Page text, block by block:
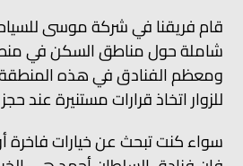
قام فريقنا في شركة موسى
شاملة حول مناطق السكن في
ومعظم الفنادق في هذه
للزوار اتخاذ قرارات مستنيرة عند
سواء كنت تبحث عن خيارات فاخرة